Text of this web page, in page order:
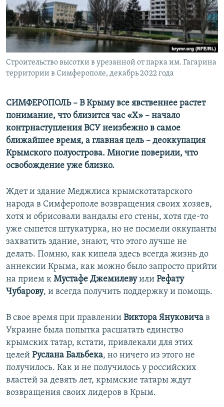
ПОБЕДИТЕЛЕЙ НЕ СУДЯТ?
КРЫМ.НЕПОКОРЕННЫЙ
ELIFBE
УКРАИНСКАЯ ПРОБЛЕМА КРЫМА
ПРИСОЕДИНЯЙТЕСЬ!
Все сайты RFE/RL
Строительство высотки в урезанной от парка им. Гагарина
территории в Симферополе, декабрь 2022 года
СИМФЕРОПОЛЬ – В Крыму все явственнее растет
понимание, что близится час «Х» – начало
контрнаступления ВСУ неизбежно в самое
ближайшее время, а главная цель – деоккупация
Крымского полуострова. Многие поверили, что
освобождение уже близко.
Ждет и здание Меджлиса крымскотатарского
народа в Симферополе возвращения своих хозяев,
хотя и обрисовали вандалы его стены, хотя где-то
уже сыпется штукатурка, но не посмели оккупанты
захватить здание, знают, что этого лучше не
делать. Помню, как кипела здесь всегда жизнь до
аннексии Крыма, как можно было запросто прийти
на прием к Мустафе Джемилевуили Рефату
Чубарову, и всегда получить поддержку и помощь.
В свое время при правлении Виктора Януковича в
Украине была попытка расшатать единство
крымских татар, кстати, привлекали для этих
целей Руслана Бальбека, но ничего из этого не
получилось. Как и не получилось у российских
властей за девять лет, крымские татары ждут
возвращения своих лидеров в Крым.